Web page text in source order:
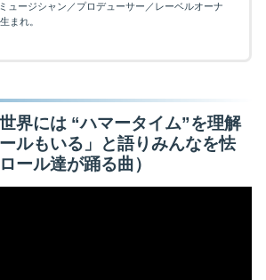
ュージシャン／プロデューサー／レーベルオーナ
まれ。
界には “ハマータイム”を理解
ルもいる」と語りみんなを怯
ール達が踊る曲）